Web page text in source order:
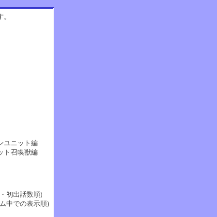
ユニット編
ト召喚獣編
初出話数順)
中での表示順)